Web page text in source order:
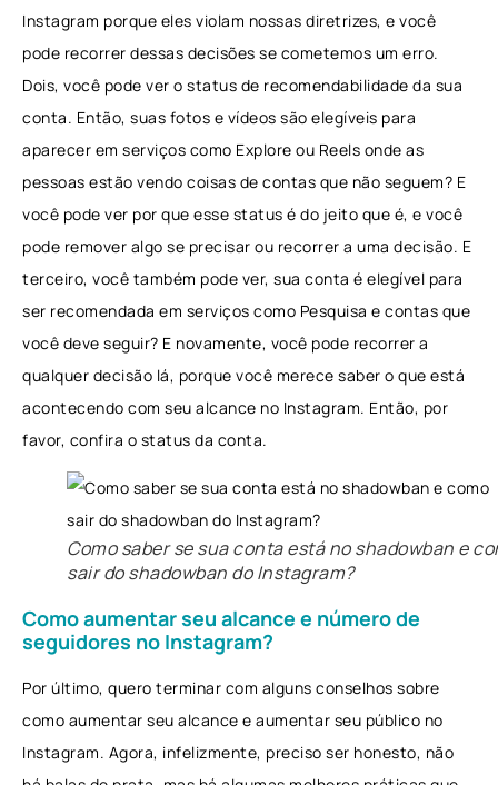
Instagram porque eles violam nossas diretrizes, e você
pode recorrer dessas decisões se cometemos um erro.
Dois, você pode ver o status de recomendabilidade da sua
conta. Então, suas fotos e vídeos são elegíveis para
aparecer em serviços como Explore ou Reels onde as
pessoas estão vendo coisas de contas que não seguem? E
você pode ver por que esse status é do jeito que é, e você
pode remover algo se precisar ou recorrer a uma decisão. E
terceiro, você também pode ver, sua conta é elegível para
ser recomendada em serviços como Pesquisa e contas que
você deve seguir? E novamente, você pode recorrer a
qualquer decisão lá, porque você merece saber o que está
acontecendo com seu alcance no Instagram. Então, por
favor, confira o status da conta.
Como saber se sua conta está no shadowban e
sair do shadowban do Instagram?
Como aumentar seu alcance e número de
seguidores no Instagram?
Por último, quero terminar com alguns conselhos sobre
como aumentar seu alcance e aumentar seu público no
Instagram. Agora, infelizmente, preciso ser honesto, não